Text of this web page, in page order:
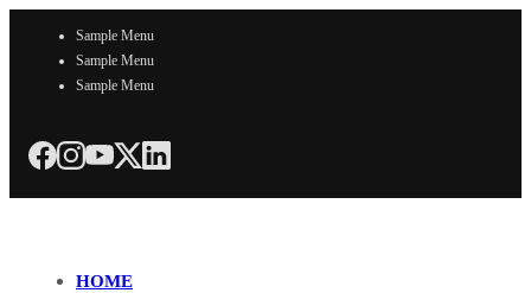
Sample Menu
Sample Menu
Sample Menu
HOME